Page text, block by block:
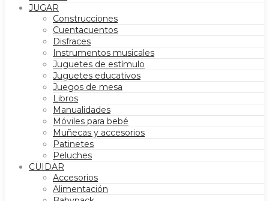
JUGAR
Construcciones
Cuentacuentos
Disfraces
Instrumentos musicales
Juguetes de estímulo
Juguetes educativos
Juegos de mesa
Libros
Manualidades
Móviles para bebé
Muñecas y accesorios
Patinetes
Peluches
CUIDAR
Accesorios
Alimentación